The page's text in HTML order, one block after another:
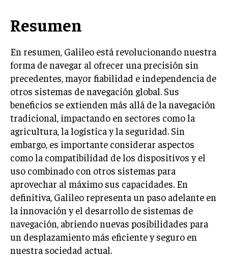
Resumen
En resumen, Galileo está revolucionando nuestra
forma de navegar al ofrecer una precisión sin
precedentes, mayor fiabilidad e independencia de
otros sistemas de navegación global. Sus
beneficios se extienden más allá de la navegación
tradicional, impactando en sectores como la
agricultura, la logística y la seguridad. Sin
embargo, es importante considerar aspectos
como la compatibilidad de los dispositivos y el
uso combinado con otros sistemas para
aprovechar al máximo sus capacidades. En
definitiva, Galileo representa un paso adelante en
la innovación y el desarrollo de sistemas de
navegación, abriendo nuevas posibilidades para
un desplazamiento más eficiente y seguro en
nuestra sociedad actual.